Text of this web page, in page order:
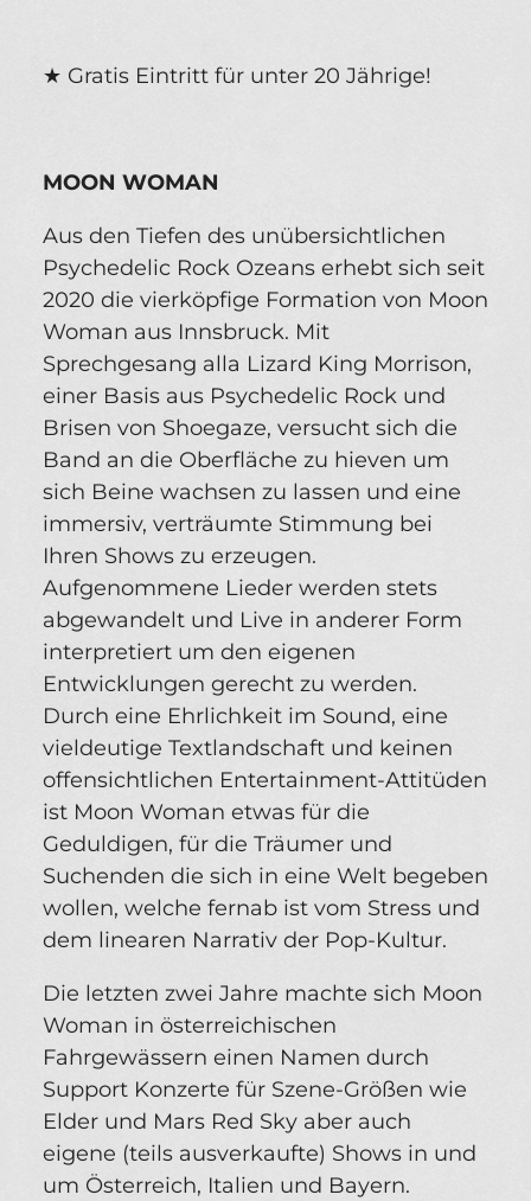
★ Gratis Eintritt für unter 20 Jährige!
MOON WOMAN
Aus den Tiefen des unübersichtlichen
Psychedelic Rock Ozeans erhebt sich seit
2020 die vierköpfige Formation von Moon
Woman aus Innsbruck. Mit
Sprechgesang alla Lizard King Morrison,
einer Basis aus Psychedelic Rock und
Brisen von Shoegaze, versucht sich die
Band an die Oberfläche zu hieven um
sich Beine wachsen zu lassen und eine
immersiv, verträumte Stimmung bei
Ihren Shows zu erzeugen.
Aufgenommene Lieder werden stets
abgewandelt und Live in anderer Form
interpretiert um den eigenen
Entwicklungen gerecht zu werden.
Durch eine Ehrlichkeit im Sound, eine
vieldeutige Textlandschaft und keinen
offensichtlichen Entertainment-Attitüden
ist Moon Woman etwas für die
Geduldigen, für die Träumer und
Suchenden die sich in eine Welt begeben
wollen, welche fernab ist vom Stress und
dem linearen Narrativ der Pop-Kultur.
Die letzten zwei Jahre machte sich Moon
Woman in österreichischen
Fahrgewässern einen Namen durch
Support Konzerte für Szene-Größen wie
Elder und Mars Red Sky aber auch
eigene (teils ausverkaufte) Shows in und
um Österreich, Italien und Bayern.